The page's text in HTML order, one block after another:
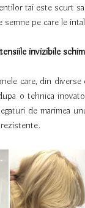
tai este scurt
semne pe care le
invizibile
care, din
o tehnica
de marimea